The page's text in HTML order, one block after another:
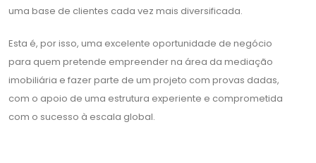
uma base de clientes cada vez mais diversificada.
Esta é, por isso, uma excelente oportunidade de negócio
para quem pretende empreender na área da mediação
imobiliária e fazer parte de um projeto com provas dadas,
com o apoio de uma estrutura experiente e comprometida
com o sucesso à escala global.